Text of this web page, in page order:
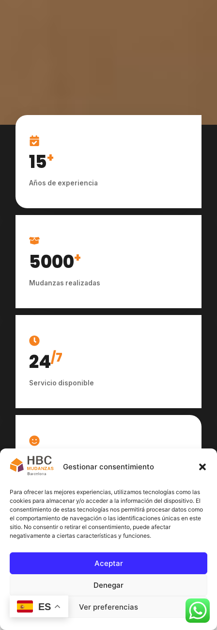
Gestionar consentimiento
Para ofrecer las mejores experiencias, utilizamos tecnologías como las
cookies para almacenar y/o acceder a la información del dispositivo. El
consentimiento de estas tecnologías nos permitirá procesar datos como
el comportamiento de navegación o las identificaciones únicas en este
sitio. No consentir o retirar el consentimiento, puede afectar
negativamente a ciertas características y funciones.
Aceptar
Denegar
Ver preferencias
15+
Años de experiencia
5000+
Mudanzas realizadas
24/7
Servicio disponible
100
ES